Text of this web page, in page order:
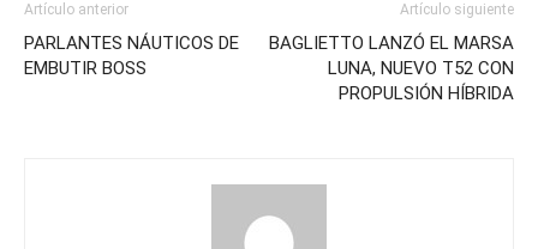
Artículo anterior
PARLANTES NÁUTICOS DE
EMBUTIR BOSS
Artículo siguiente
BAGLIETTO LANZÓ EL MARSA
LUNA, NUEVO T52 CON
PROPULSIÓN HÍBRIDA